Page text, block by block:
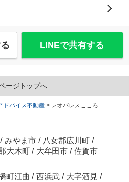
LINEで共有する
ージトップへ
ドバイス不動産 > レオパレスこころ
/ みやま市 / 八女郡広川町 /
大木町 / 大牟田市 / 佐賀市
町江曲 / 西浜武 / 大字酒見 /